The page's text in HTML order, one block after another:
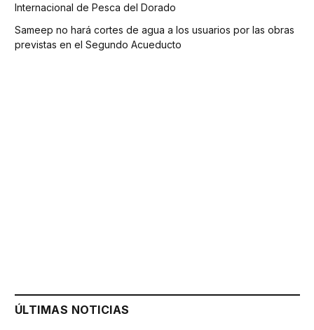
Internacional de Pesca del Dorado
Sameep no hará cortes de agua a los usuarios por las obras
previstas en el Segundo Acueducto
ÚLTIMAS NOTICIAS